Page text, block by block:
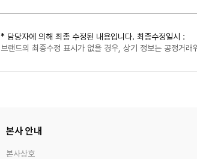
* 담당자에 의해 최종 수정된 내용입니다. 최종수정일시 :
브랜드의 최종수정 표시가 없을 경우, 상기 정보는 공정거
본사 안내
본사상호